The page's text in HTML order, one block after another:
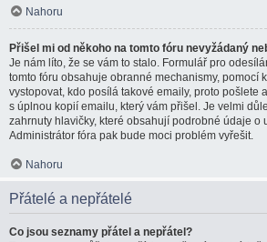
Nahoru
Přišel mi od někoho na tomto fóru nevyžádaný
Je nám líto, že se vám to stalo. Formulář pro
tomto fóru obsahuje obranné mechanismy, pomocí
vystopovat, kdo posílá takové emaily, proto pošlete
s úplnou kopií emailu, který vám přišel. Je velmi
zahrnuty hlavičky, které obsahují podrobné údaje o
Administrátor fóra pak bude moci problém vyřešit.
Nahoru
Přátelé a nepřátelé
Co jsou seznamy přátel a nepřátel?